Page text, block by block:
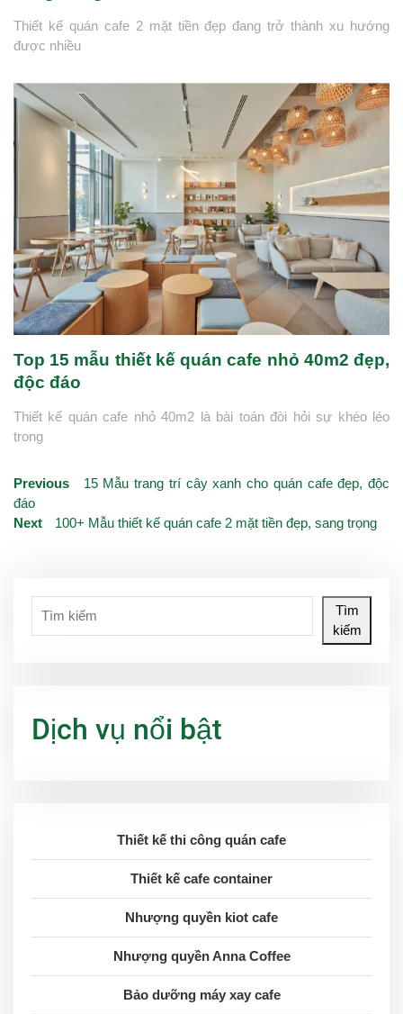
Thiết kế quán cafe 2 mặt tiền đẹp đang trở thành xu hướng
được nhiều
Top 15 mẫu thiết kế quán cafe nhỏ 40m2 đẹp,
độc đáo
Thiết kế quán cafe nhỏ 40m2 là bài toán đòi hỏi sự khéo léo
trong
Previous
15 Mẫu trang trí cây xanh cho quán cafe đẹp, độc
đáo
Next
100+ Mẫu thiết kế quán cafe 2 mặt tiền đẹp, sang trọng
Tìm
kiếm
Dịch vụ nổi bật
Thiết kế thi công quán cafe
Thiết kế cafe container
Nhượng quyền kiot cafe
Nhượng quyền Anna Coffee
Bảo dưỡng máy xay cafe